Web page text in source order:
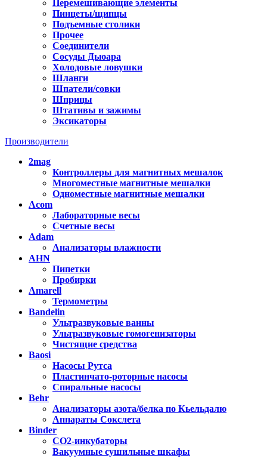
Перемешивающие элементы
Пинцеты/щипцы
Подъемные столики
Прочее
Соединители
Сосуды Дьюара
Холодовые ловушки
Шланги
Шпатели/совки
Шприцы
Штативы и зажимы
Эксикаторы
Производители
2mag
Контроллеры для магнитных мешалок
Многоместные магнитные мешалки
Одноместные магнитные мешалки
Acom
Лабораторные весы
Счетные весы
Adam
Анализаторы влажности
AHN
Пипетки
Пробирки
Amarell
Термометры
Bandelin
Ультразвуковые ванны
Ультразвуковые гомогенизаторы
Чистящие средства
Baosi
Насосы Рутса
Пластинчато-роторные насосы
Спиральные насосы
Behr
Анализаторы азота/белка по Кьельдалю
Аппараты Сокслета
Binder
CO2-инкубаторы
Вакуумные сушильные шкафы